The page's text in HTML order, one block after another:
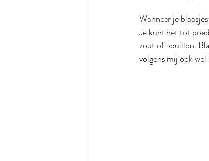
Wanneer je
Je kunt het tot
zout of bouillon.
volgens mij ook